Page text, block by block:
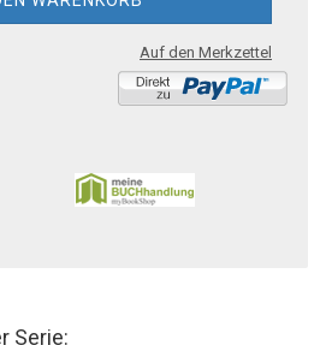
Auf den Merkzettel
Serie: